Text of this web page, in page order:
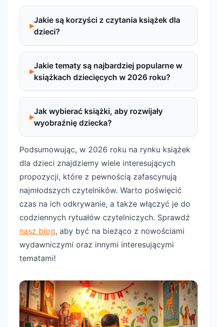
Jakie są korzyści z czytania książek dla
dzieci?
Jakie tematy są najbardziej popularne w
książkach dziecięcych w 2026 roku?
Jak wybierać książki, aby rozwijały
wyobraźnię dziecka?
Podsumowując, w 2026 roku na rynku książek
dla dzieci znajdziemy wiele interesujących
propozycji, które z pewnością zafascynują
najmłodszych czytelników. Warto poświęcić
czas na ich odkrywanie, a także włączyć je do
codziennych rytuałów czytelniczych. Sprawdź
nasz blog, aby być na bieżąco z nowościami
wydawniczymi oraz innymi interesującymi
tematami!